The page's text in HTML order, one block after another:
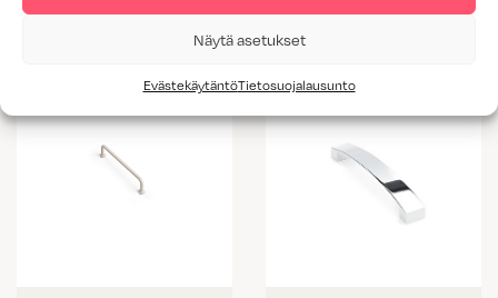
Näytä asetukset
EvästekäytäntöTietosuojalausunto